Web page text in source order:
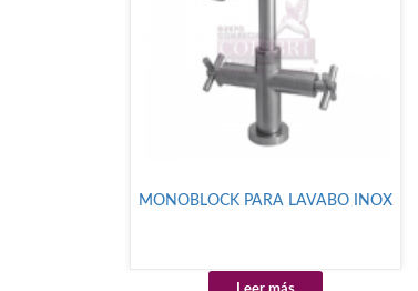
MONOBLOCK PARA LAVABO INOX